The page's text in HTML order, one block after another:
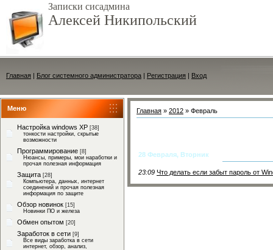
Записки сисадмина
Алексей Никипольский
Главная | Блог системного администратора | Регистрация | Вход
Меню
Настройка windows XP [38]
тонкости настройки, скрытые
возможности
Программирование [8]
Нюансы, примеры, мои наработки и
прочая полезная информация
Защита [28]
Компьютера, данных, интернет
соединений и прочая полезная
информация по защите
Обзор новинок [15]
Новинки ПО и железа
Обмен опытом [20]
Заработок в сети [9]
Все виды заработка в сети
интернет, обзор, анализ,
Главная » 2012 » Февраль
28 Февраля, Вторник
23:09 Что делать если забыт пароль от